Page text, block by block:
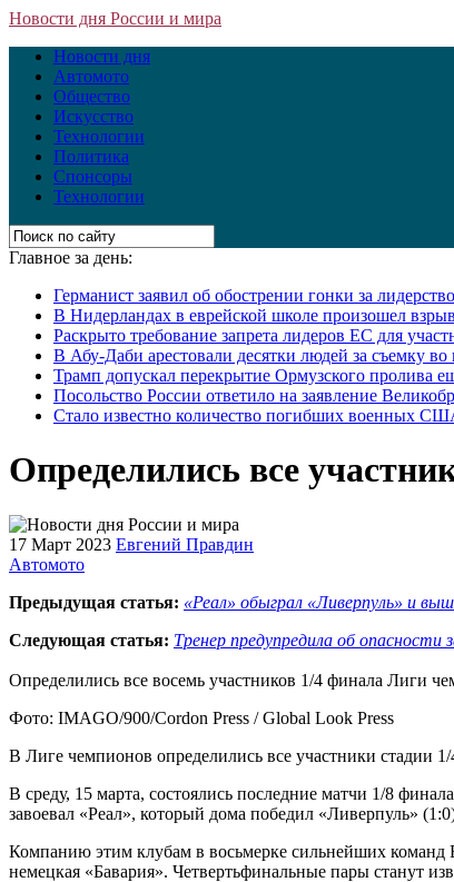
Новости дня России и мира
Новости дня
Автомото
Общество
Искусство
Технологии
Политика
Спонсоры
Технологии
Главное за день:
Германист заявил об обострении гонки за
В Нидерландах в еврейской школе произошел взрыв
Раскрыто требование запрета лидеров ЕС для
В Абу-Даби арестовали десятки людей за съемку
Трамп допускал перекрытие Ормузского пролива
Посольство России ответило на заявление
Стало известно количество погибших военных
Определились все
17 Март 2023 Евгений Правдин
Автомото
Предыдущая статья: «Реал» обыграл «Ливерпуль» и
Следующая статья: Тренер предупредила об
Определились все восемь участников 1/4 финала Лиги
Фото: IMAGO/900/Cordon Press / Global Look Press
В Лиге чемпионов определились все участники стадии
В среду, 15 марта, состоялись последние матчи 1/8
завоевал «Реал», который дома победил «Ливерпуль»
Компанию этим клубам в восьмерке сильнейших команд
немецкая «Бавария». Четвертьфинальные пары станут